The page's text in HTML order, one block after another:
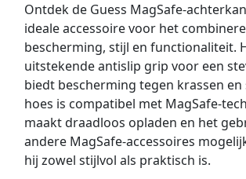
Ontdek de Guess MagSafe-
ideale accessoire voor het
bescherming, stijl en functionaliteit.
uitstekende antislip grip voor een
biedt bescherming tegen krassen en
hoes is compatibel met MagSafe-
maakt draadloos opladen en het
andere MagSafe-accessoires
hij zowel stijlvol als praktisch is.